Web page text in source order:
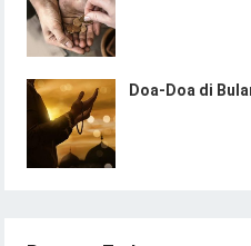
Doa-Doa di